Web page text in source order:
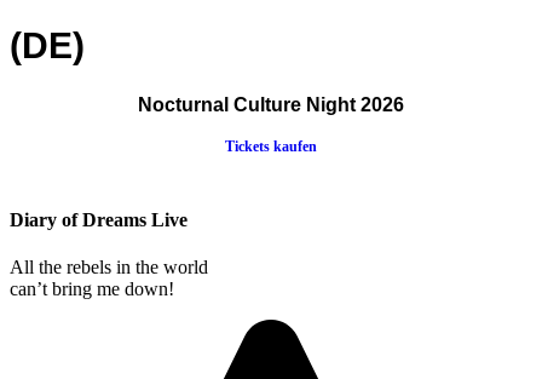
(DE)
Nocturnal Culture Night 2026
Tickets kaufen
Diary of Dreams Live
All the rebels in the world
can’t bring me down!